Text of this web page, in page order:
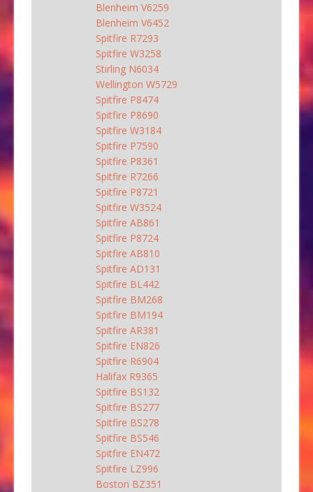
Blenheim V6259
Blenheim V6452
Spitfire R7293
Spitfire W3258
Stirling N6034
Wellington W5729
Spitfire P8474
Spitfire P8690
Spitfire W3184
Spitfire P7590
Spitfire P8361
Spitfire R7266
Spitfire P8721
Spitfire W3524
Spitfire AB861
Spitfire P8724
Spitfire AB810
Spitfire AD131
Spitfire BL442
Spitfire BM268
Spitfire BM194
Spitfire AR381
Spitfire EN826
Spitfire R6904
Halifax R9365
Spitfire BS132
Spitfire BS277
Spitfire BS278
Spitfire BS546
Spitfire EN472
Spitfire LZ996
Boston BZ351